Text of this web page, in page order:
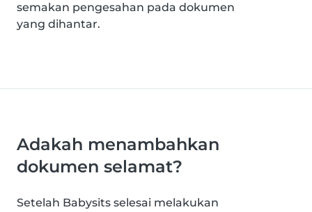
semakan pengesahan pada dokumen
yang dihantar.
Adakah menambahkan
dokumen selamat?
Setelah Babysits selesai melakukan